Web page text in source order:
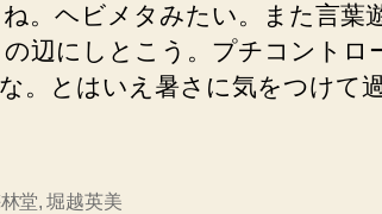
。ヘビメタみたい。また言葉
辺にしとこう。プチコントロ
。とはいえ暑さに気をつけて
堂,堀越英美